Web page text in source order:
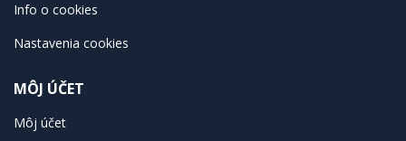
Info o cookies
Nastavenia cookies
MÔJ ÚČET
Môj účet